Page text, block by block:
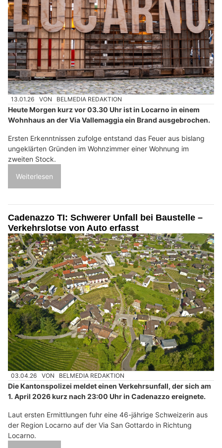
13.01.26 VON BELMEDIA REDAKTION
Heute Morgen kurz vor 03.30 Uhr ist in Locarno in einem
Wohnhaus an der Via Vallemaggia ein Brand ausgebrochen.
Ersten Erkenntnissen zufolge entstand das Feuer aus bislang
ungeklärten Gründen im Wohnzimmer einer Wohnung im
zweiten Stock.
Weiterlesen
Cadenazzo TI: Schwerer Unfall bei Baustelle –
Verkehrslotse von Auto erfasst
03.04.26 VON BELMEDIA REDAKTION
Die Kantonspolizei meldet einen Verkehrsunfall, der sich am
1. April 2026 kurz nach 23:00 Uhr in Cadenazzo ereignete.
Laut ersten Ermittlungen fuhr eine 46-jährige Schweizerin aus
der Region Locarno auf der Via San Gottardo in Richtung
Locarno.